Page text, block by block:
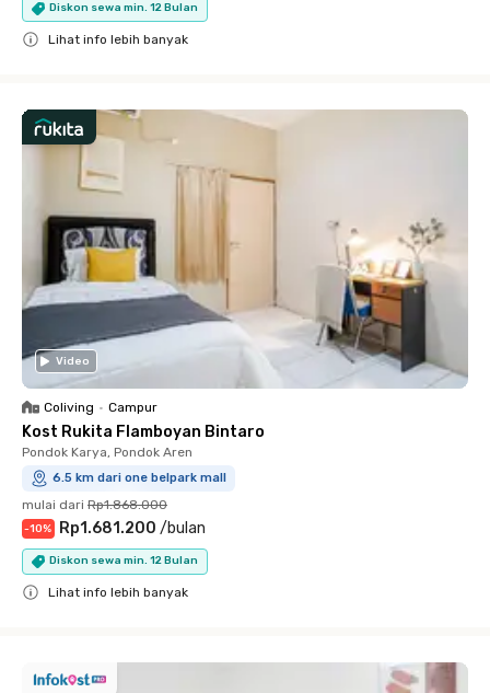
Diskon sewa min. 12 Bulan
Lihat info lebih banyak
Video
Coliving • Campur
Kost Rukita Flamboyan Bintaro
Pondok Karya, Pondok Aren
6.5 km dari one belpark mall
mulai dari Rp1.868.000
-10% Rp1.681.200 /bulan
Diskon sewa min. 12 Bulan
Lihat info lebih banyak